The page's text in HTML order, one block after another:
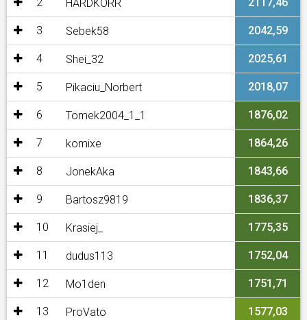
HARDKORR
3 Sebek58 2042,59
4 Shei_32 2025,61
5 Pikaciu_Norbert 2018,07
6 Tomek2004_1_1 1876,02
7 komixe 1864,26
8 JonekAka 1843,66
9 Bartosz9819 1836,37
10 Krasiej_ 1775,35
11 dudus113 1752,04
12 Mo1den 1751,71
13 ProVato 1577,03